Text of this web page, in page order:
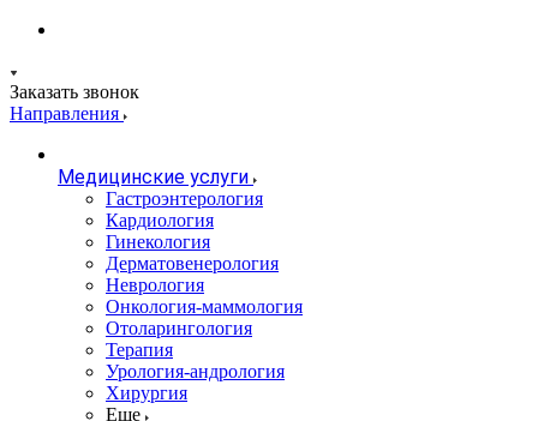
Заказать звонок
Направления
Медицинские услуги
Гастроэнтерология
Кардиология
Гинекология
Дерматовенерология
Неврология
Онкология-маммология
Отоларингология
Терапия
Урология-андрология
Хирургия
Еще